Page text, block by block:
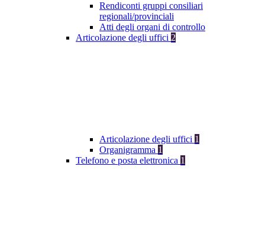
Rendiconti gruppi consiliari
regionali/provinciali
Atti degli organi di controllo
Articolazione degli uffici 2
Articolazione degli uffici 1
Organigramma 1
Telefono e posta elettronica 1